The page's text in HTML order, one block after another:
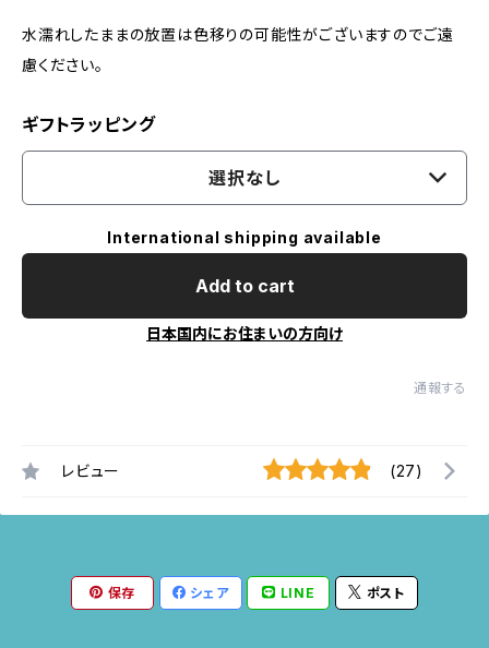
水濡れしたままの放置は色移りの可能性がございますのでご遠
慮ください。
ギフトラッピング
選択なし
International shipping available
Add to cart
日本国内にお住まいの方向け
通報する
レビュー (27)
保存 シェア LINE ポスト